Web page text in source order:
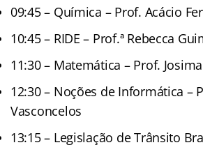
09:45 – Química – Prof. Acácio
10:45 – RIDE – Prof.ª Rebecca
11:30 – Matemática – Prof.
12:30 – Noções de Informática –
Vasconcelos
13:15 – Legislação de Trânsito